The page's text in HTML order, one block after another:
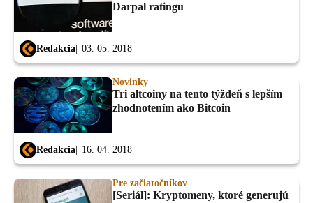
Darpal ratingu
Redakcia 03. 05. 2018
Novinky
Tri altcoiny na tento týždeň s lepším
zhodnotením ako Bitcoin
Redakcia 16. 04. 2018
Pre začiatočníkov
[Seriál]: Kryptomeny, ktoré generujú